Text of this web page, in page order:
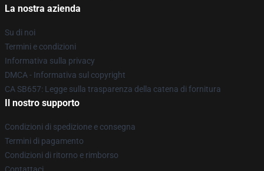
La nostra azienda
Su di noi
Termini e condizioni
Informativa sulla privacy
DMCA - Informativa sul copyright
CA SB657: Legge sulla trasparenza della catena di fornitura
Il nostro supporto
Condizioni di spedizione e consegna
Termini di pagamento
Condizioni di ritorno e rimborso